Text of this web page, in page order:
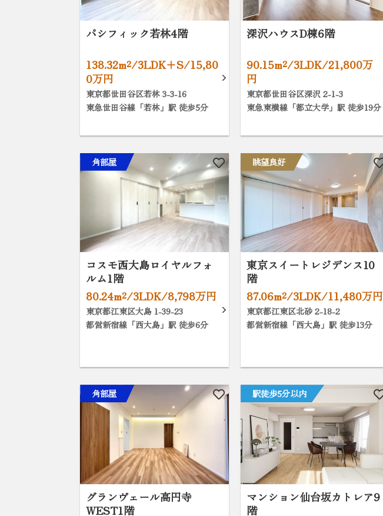
パシフィック若林4階
138.32m²/3LDK+S/15,80
0万円
東京都世田谷区若林 3-3-16
東急世田谷線「若林」駅 徒歩5分
深沢ハウスD棟6階
90.15m²/3LDK/21,800万
円
東京都世田谷区深沢 2-1-3
東急東横線「都立大学」駅 徒歩19分
角部屋
コスモ西大島ロイヤルフォ
ルム1階
80.24m²/3LDK/8,798万円
東京都江東区大島 1-39-23
都営新宿線「西大島」駅 徒歩6分
眺望良好
東京スイートレジデンス10
階
87.06m²/3LDK/11,480万円
東京都江東区北砂 2-18-2
都営新宿線「西大島」駅 徒歩13分
角部屋
グランヴェール高円寺
WEST1階
駅徒歩5分以内
マンション仙台坂カトレア9
階